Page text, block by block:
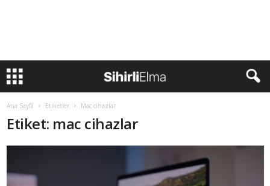
Ana Sayfa Etiketler Mac cihazlar
Etiket: mac cihazlar